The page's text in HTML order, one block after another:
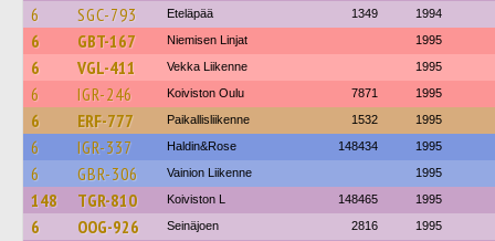
6 SGC-793 Eteläpää 1349 1994
6 GBT-167 Niemisen Linjat 1995
6 VGL-411 Vekka Liikenne 1995
6 IGR-246 Koiviston Oulu 7871 1995
6 ERF-777 Paikallisliikenne 1532 1995
6 IGR-337 Haldin&Rose 148434 1995
6 GBR-306 Vainion Liikenne 1995
148 TGR-810 Koiviston L 148465 1995
6 OOG-926 Seinäjoen 2816 1995